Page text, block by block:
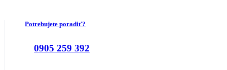
Potrebujete poradiť?
0905 259 392